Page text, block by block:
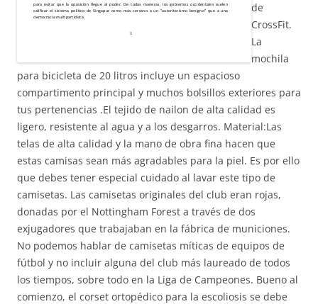
de
CrossFit.
La
mochila
para bicicleta de 20 litros incluye un espacioso
compartimento principal y muchos bolsillos exteriores para
tus pertenencias .El tejido de nailon de alta calidad es
ligero, resistente al agua y a los desgarros. Material:Las
telas de alta calidad y la mano de obra fina hacen que
estas camisas sean más agradables para la piel. Es por ello
que debes tener especial cuidado al lavar este tipo de
camisetas. Las camisetas originales del club eran rojas,
donadas por el Nottingham Forest a través de dos
exjugadores que trabajaban en la fábrica de municiones.
No podemos hablar de camisetas míticas de equipos de
fútbol y no incluir alguna del club más laureado de todos
los tiempos, sobre todo en la Liga de Campeones. Bueno al
comienzo, el corset ortopédico para la escoliosis se debe